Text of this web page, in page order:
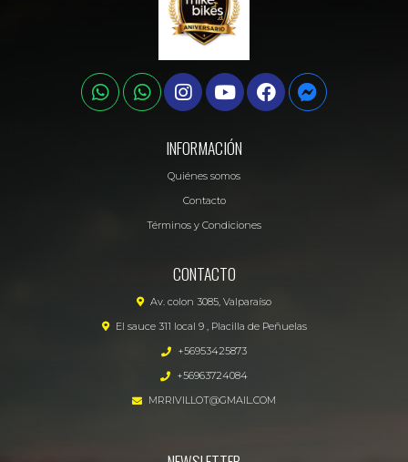
INFORMACIÓN
Quiénes somos
Contacto
Términos y Condiciones
CONTACTO
Av. colon 3085, Valparaíso
El sauce 311 local 9 , Placilla de Peñuelas
+56953425873
+56963724084
MRRIVILLOT@GMAIL.COM